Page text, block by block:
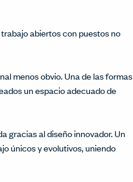
abiertos con puestos no
menos obvio. Una de las formas
un espacio adecuado de
gracias al diseño innovador. Un
únicos y evolutivos, uniendo